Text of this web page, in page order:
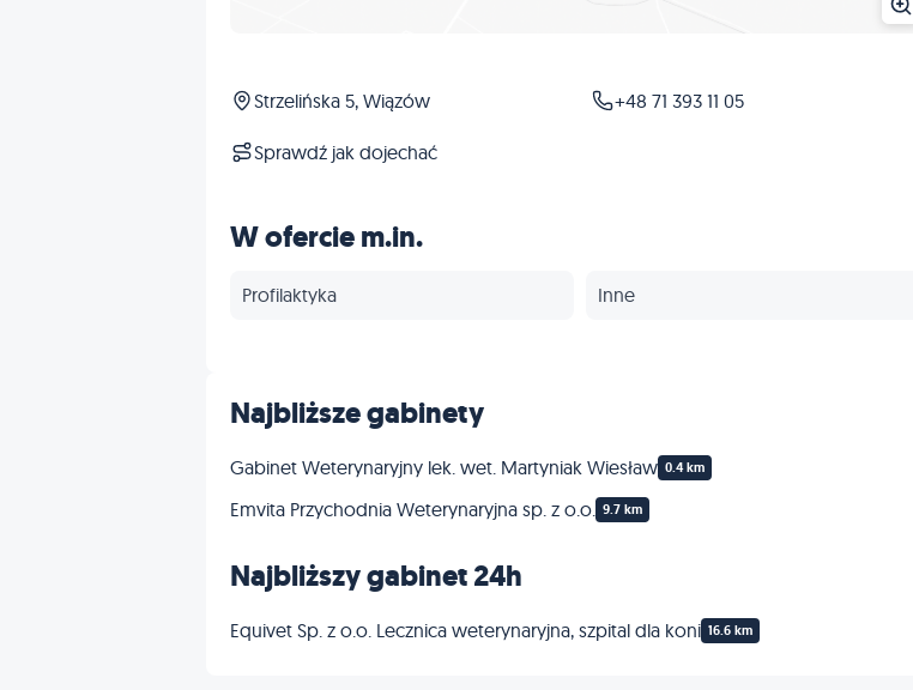
Strzelińska 5, Wiązów +48 71 393 11 05
Sprawdź jak dojechać
W ofercie m.in.
Profilaktyka Inne
Najbliższe gabinety
Gabinet Weterynaryjny lek. wet. Martyniak Wiesław 0.4 km
Emvita Przychodnia Weterynaryjna sp. z o.o. 9.7 km
Najbliższy gabinet 24h
Equivet Sp. z o.o. Lecznica weterynaryjna, szpital dla koni 16.6 km